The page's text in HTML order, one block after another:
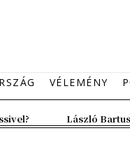
VÉLEMÉNY
László